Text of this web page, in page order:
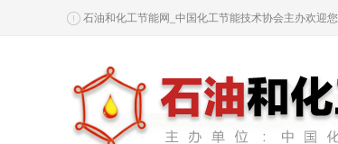
石油和化工节能网_中国化工节能技术协会主办欢迎您